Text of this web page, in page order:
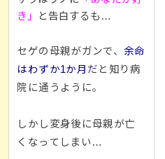
き」
と告白するも…
セゲの母親がガンで、 余命
はわずか1か月 だと知り病
院に通うように。
しかし変身後に母親が亡
くなってしまい…